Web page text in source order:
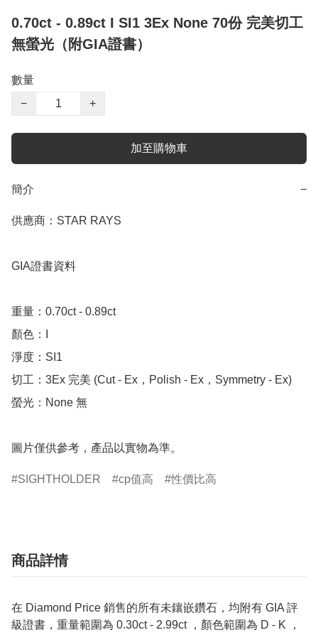
0.70ct - 0.89ct I SI1 3Ex None 70份 完美切工
無螢光（附GIA證書）
數量
−
+
加至購物車
簡介 −
供應商：STAR RAYS
GIA證書資料
重量：0.70ct - 0.89ct
顏色：I
淨度：SI1
切工：3Ex 完美 (Cut - Ex，Polish - Ex，Symmetry - Ex)
螢光：None 無
圖片僅供參考，產品以實物為準。
SIGHTHOLDER cp值高 性價比高
商品詳情
在 Diamond Price 銷售的所有未鑲嵌鑽石，均附有 GIA 評
級證書，重量範圍為 0.30ct - 2.99ct ，顏色範圍為 D - K ，